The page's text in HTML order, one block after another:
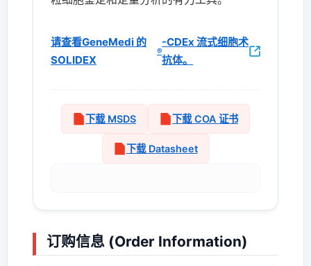
请查看GeneMedi 的
SOLIDEX
®
-CDEx 流式细胞术
抗体。
下载 MSDS 下载 COA 证书
下载 Datasheet
订购信息 (Order Information)